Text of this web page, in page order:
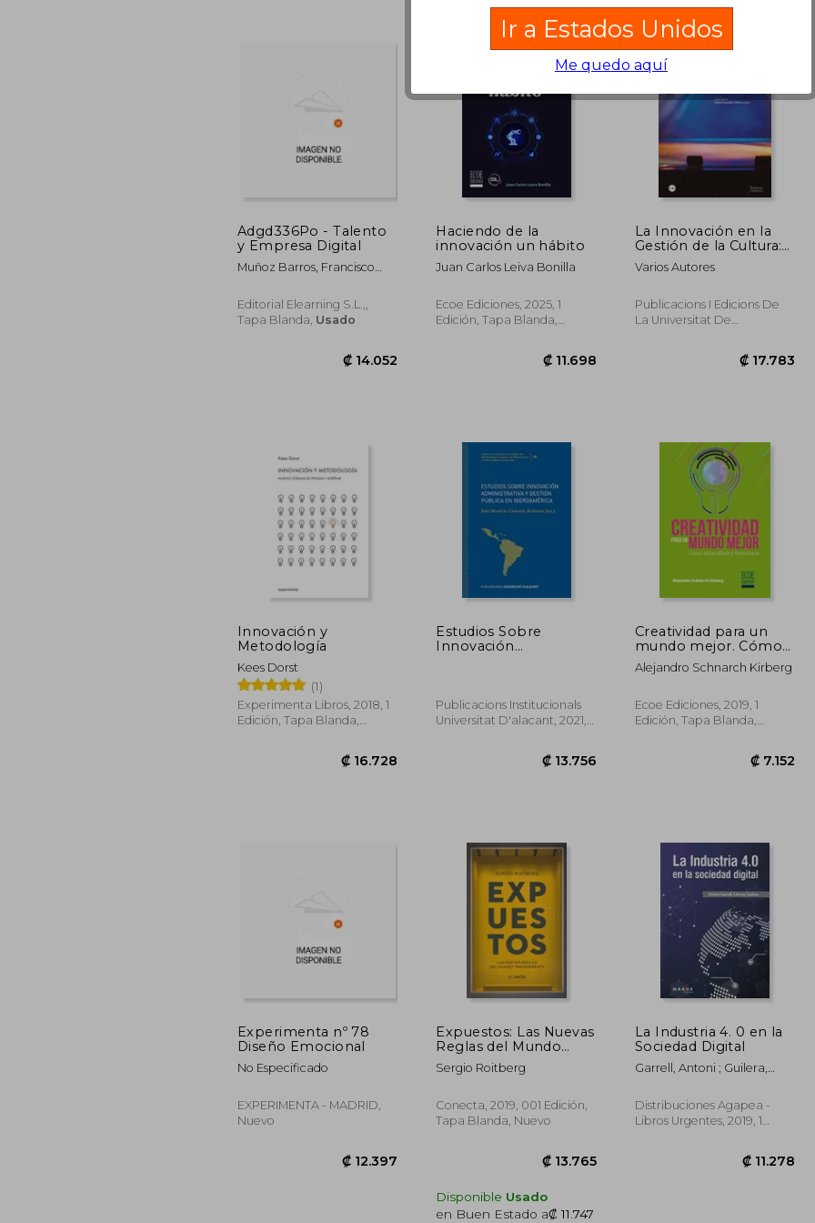
₡ 13.283 ₡ 7.232
Adgd336Po - Talento
y Empresa Digital
Muñoz Barros, Francisco
Editorial Elearning S.L.,,
Tapa Blanda, Usado
₡ 14.052
Haciendo de la
innovación un hábito
Juan Carlos Leiva Bonilla
Ecoe Ediciones, 2025, 1
Edición, Tapa Blanda,
₡ 11.698
La Innovación en la
Gestión de la Cultura:
Reflexiones y
Experiencias
Varios Autores
Publicacions I Edicions De
La Universitat De
Innovación y
Metodología
Kees Dorst
(1)
Experimenta Libros, 2018, 1
Edición, Tapa Blanda,
₡ 16.728
Estudios Sobre
Innovación
(Cuadernos de
Estudios e
Publicacions Institucionals
Universitat D'alacant, 2021, 1
₡ 13.756
Creatividad para un
mundo mejor. Cómo
desarrollarla y
fomentarla
Alejandro Schnarch Kirberg
Ecoe Ediciones, 2019, 1
Edición, Tapa Blanda,
Experimenta nº 78
Diseño Emocional
No Especificado
EXPERIMENTA - MADRID,
Nuevo
Expuestos: Las Nuevas
Reglas del Mundo
Transparente
Sergio Roitberg
Conecta, 2019, 001 Edición,
Tapa Blanda, Nuevo
Disponible Usado
en Buen Estado a₡ 11.747
La Industria 4. 0 en la
Sociedad Digital
Garrell, Antoni ; Guilera,
Distribuciones Agapea -
Libros Urgentes, 2019, 1
Ir a Estados Unidos
Me quedo aquí